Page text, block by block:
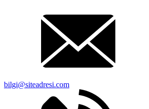
bilgi@siteadresi.com